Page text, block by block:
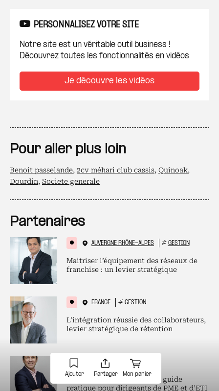
Ajouter Partager Mon panier
PERSONNALISEZ VOTRE SITE
Notre site est un véritable outil business !
Découvrez toutes les fonctionnalités en vidéos
Je découvre les vidéos
Pour aller plus loin
Benoit passelande, 2cv méhari club cassis, Quinoak,
Dourdin, Societe generale
Partenaires
AUVERGNE RHÔNE-ALPES # GESTION
Maitriser l’équipement des réseaux de
franchise : un levier stratégique
FRANCE # GESTION
L’intégration réussie des collaborateurs,
levier stratégique de rétention
GRAND EST #GESTION
Labels et plateformes RSE : guide
pratique pour dirigeants de PME et d’ETI